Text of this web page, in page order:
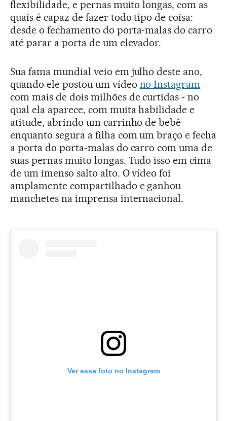
flexibilidade, e pernas muito longas, com as
quais é capaz de fazer todo tipo de coisa:
desde o fechamento do porta-malas do carro
até parar a porta de um elevador.
Sua fama mundial veio em julho deste ano,
quando ele postou um vídeo no Instagram -
com mais de dois milhões de curtidas - no
qual ela aparece, com muita habilidade e
atitude, abrindo um carrinho de bebê
enquanto segura a filha com um braço e fecha
a porta do porta-malas do carro com uma de
suas pernas muito longas. Tudo isso em cima
de um imenso salto alto. O vídeo foi
amplamente compartilhado e ganhou
manchetes na imprensa internacional.
Ver essa foto no Instagram